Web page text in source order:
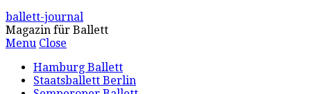
ballett-journal
Magazin für Ballett
Menu Close
Hamburg Ballett
Staatsballett Berlin